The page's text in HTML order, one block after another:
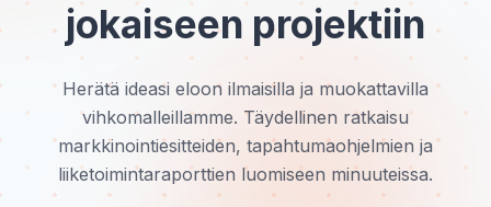
jokaiseen projektiin
Herätä ideasi eloon ilmaisilla ja muokattavilla
vihkomalleillamme. Täydellinen ratkaisu
markkinointiesitteiden, tapahtumaohjelmien ja
liiketoimintaraporttien luomiseen minuuteissa.